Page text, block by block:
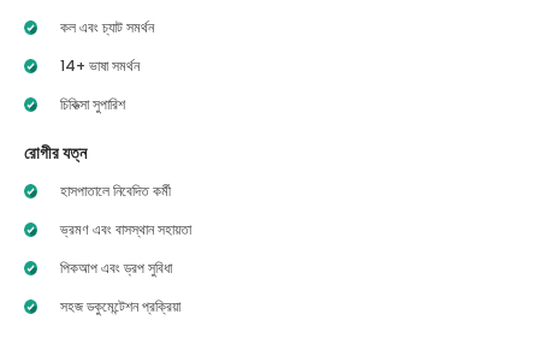
কল এবং চ্যাট সমর্থন
14+ ভাষা সমর্থন
চিকিত্সা সুপারিশ
রোগীর যত্ন
হাসপাতালে নিবেদিত কর্মী
ভ্রমণ এবং বাসস্থান সহায়তা
পিকআপ এবং ড্রপ সুবিধা
সহজ ডকুমেন্টেশন প্রক্রিয়া